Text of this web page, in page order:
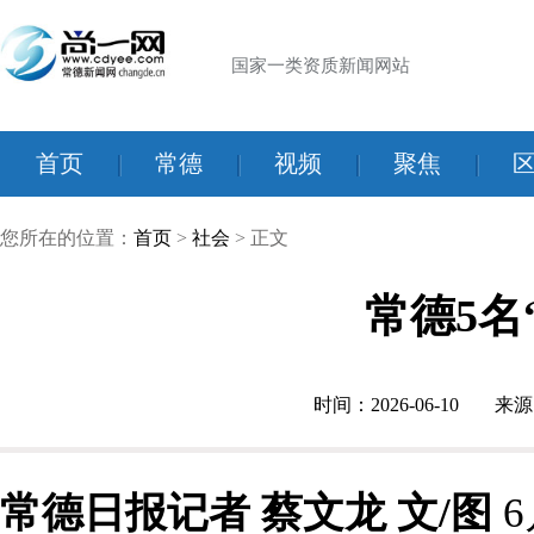
国家一类资质新闻网站
首页 | 常德 | 视频 | 聚焦 |
您所在的位置： 首页 > 社会 > 正文
常德5
时间：2026-06-10 来
常德日报记者 蔡文龙 文/图